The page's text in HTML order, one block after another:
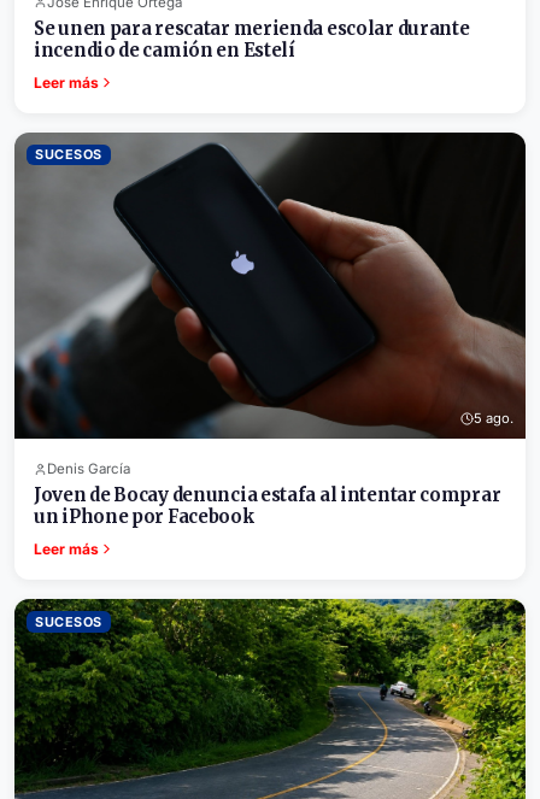
Se unen para rescatar merienda escolar durante
incendio de camión en Estelí
Leer más
SUCESOS
5 ago.
Denis García
Joven de Bocay denuncia estafa al intentar comprar
un iPhone por Facebook
Leer más
SUCESOS